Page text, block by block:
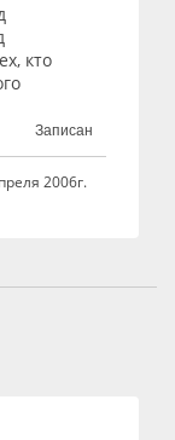
кто
Записан
2006г.